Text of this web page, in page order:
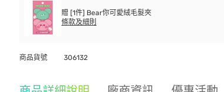
贈 [1件] Bear你可愛絨毛髮夾
條款及細則
商品貨號 306132